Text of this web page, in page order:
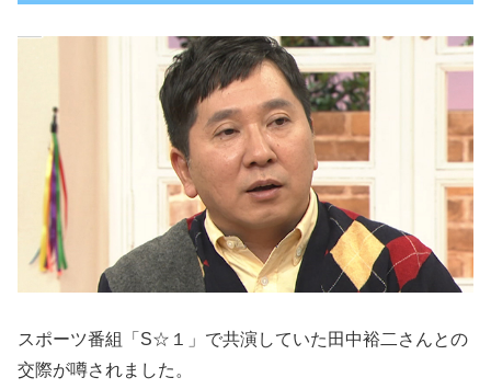
スポーツ番組「S☆１」で共演していた田中裕二さんとの
交際が噂されました。